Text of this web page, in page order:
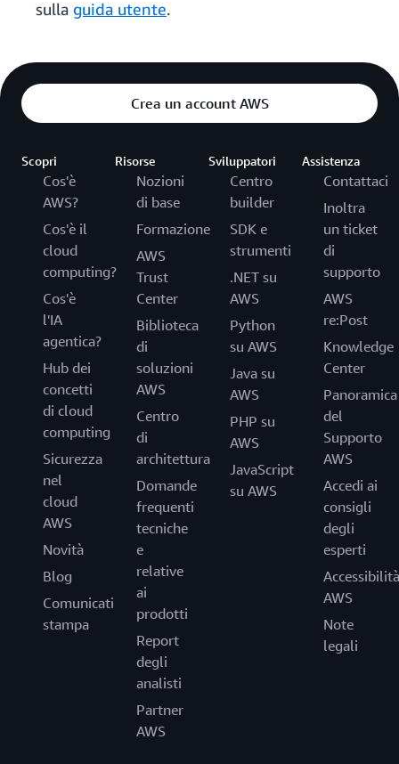
sulla guida utente.
Crea un account AWS
Scopri
Cos'è
AWS?
Cos'è il
cloud
computing?
Cos'è
l'IA
agentica?
Hub dei
concetti
di cloud
computing
Sicurezza
nel
cloud
AWS
Novità
Blog
Comunicati
stampa
Risorse
Nozioni
di base
Formazione
AWS
Trust
Center
Biblioteca
di
soluzioni
AWS
Centro
di
architettura
Domande
frequenti
tecniche
e
relative
ai
prodotti
Report
degli
analisti
Partner
AWS
Sviluppatori
Centro
builder
SDK e
strumenti
.NET su
AWS
Python
su AWS
Java su
AWS
PHP su
AWS
JavaScript
su AWS
Assistenza
Contattaci
Inoltra
un ticket
di
supporto
AWS
re:Post
Knowledge
Center
Panoramica
del
Supporto
AWS
Accedi ai
consigli
degli
esperti
Accessibilità
AWS
Note
legali